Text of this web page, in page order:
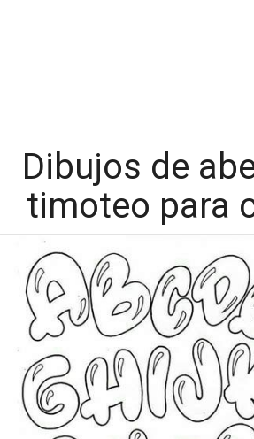
Dibujos de
timoteo para